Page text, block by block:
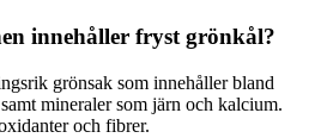
innehåller fryst grönkål?
grönsak som innehåller bland
mineraler som järn och kalcium.
och fibrer.